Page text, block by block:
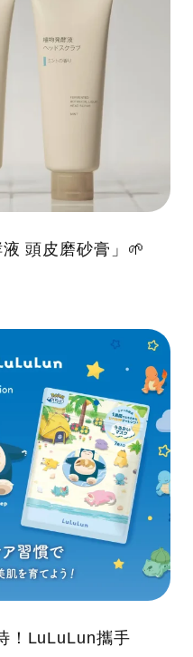
頭皮磨砂膏」🌱
！LuLuLun攜手